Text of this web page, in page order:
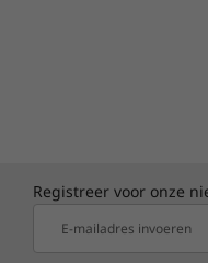
Registreer voor onze
E-mailadres invoeren